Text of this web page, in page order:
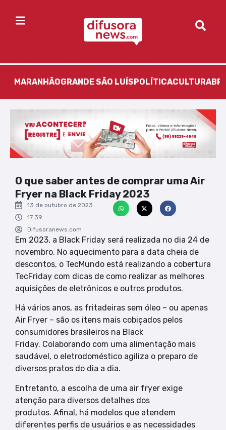
MARANHÃOGRANDE SÃO LUÍS POLÍTICACULTURA
O que saber antes de comprar uma Air
Fryer na Black Friday 2023
13 de outubro de 2023
17:39
Difusoranews.com
Em 2023, a Black Friday será realizada no dia 24 de
novembro. No aquecimento para a data cheia de
descontos, o TecMundo está realizando a cobertura
TecFriday com dicas de como realizar as melhores
aquisições de eletrônicos e outros produtos.
Há vários anos, as fritadeiras sem óleo – ou apenas
Air Fryer – são os itens mais cobiçados pelos
consumidores brasileiros na Black
Friday. Colaborando com uma alimentação mais
saudável, o eletrodoméstico agiliza o preparo de
diversos pratos do dia a dia.
Entretanto, a escolha de uma air fryer exige
atenção para diversos detalhes dos
produtos. Afinal, há modelos que atendem
diferentes perfis de usuários e as necessidades